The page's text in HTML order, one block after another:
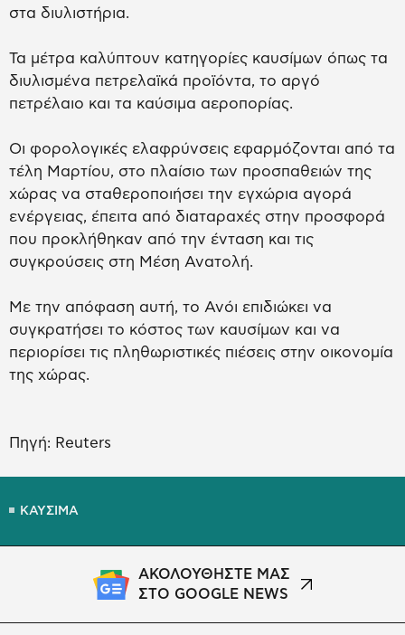
στα διυλιστήρια.
Τα μέτρα καλύπτουν κατηγορίες καυσίμων όπως τα
διυλισμένα πετρελαϊκά προϊόντα, το αργό
πετρέλαιο και τα καύσιμα αεροπορίας.
Οι φορολογικές ελαφρύνσεις εφαρμόζονται από τα
τέλη Μαρτίου, στο πλαίσιο των προσπαθειών της
χώρας να σταθεροποιήσει την εγχώρια αγορά
ενέργειας, έπειτα από διαταραχές στην προσφορά
που προκλήθηκαν από την ένταση και τις
συγκρούσεις στη Μέση Ανατολή.
Με την απόφαση αυτή, το Ανόι επιδιώκει να
συγκρατήσει το κόστος των καυσίμων και να
περιορίσει τις πληθωριστικές πιέσεις στην οικονομία
της χώρας.
Πηγή: Reuters
ΚΑΥΣΙΜΑ
ΑΚΟΛΟΥΘΗΣΤΕ ΜΑΣ
ΣΤΟ GOOGLE NEWS